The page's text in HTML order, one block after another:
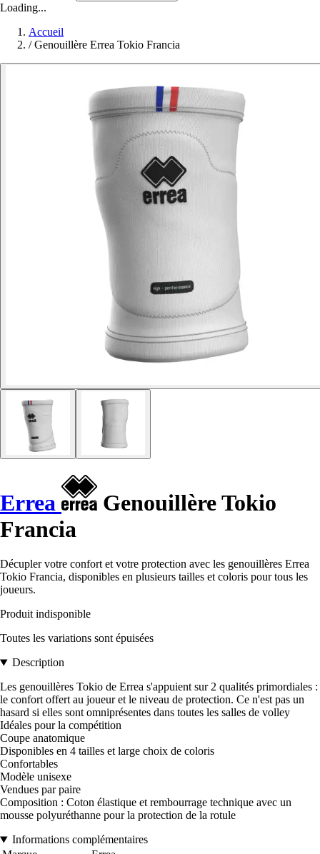
Loading...
Accueil
/ Genouillère Errea Tokio Francia
Errea
Genouillère Tokio
Francia
Décupler votre confort et votre protection avec les genouillères Errea
Tokio Francia, disponibles en plusieurs tailles et coloris pour tous les
joueurs.
Produit indisponible
Toutes les variations sont épuisées
Description
Les genouillères Tokio de Errea s'appuient sur 2 qualités primordiales :
le confort offert au joueur et le niveau de protection. Ce n'est pas un
hasard si elles sont omniprésentes dans toutes les salles de volley
Idéales pour la compétition
Coupe anatomique
Disponibles en 4 tailles et large choix de coloris
Confortables
Modèle unisexe
Vendues par paire
Composition : Coton élastique et rembourrage technique avec un
mousse polyuréthanne pour la protection de la rotule
Informations complémentaires